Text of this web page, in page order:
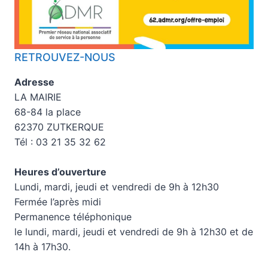
RETROUVEZ-NOUS
Adresse
LA MAIRIE
68-84 la place
62370 ZUTKERQUE
Tél : 03 21 35 32 62
Heures d’ouverture
Lundi, mardi, jeudi et vendredi de 9h à 12h30
Fermée l’après midi
Permanence téléphonique
le lundi, mardi, jeudi et vendredi de 9h à 12h30 et de
14h à 17h30.